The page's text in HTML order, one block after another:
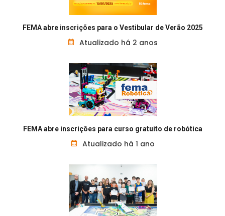
FEMA abre inscrições para o Vestibular de Verão 2025
Atualizado há 2 anos
FEMA abre inscrições para curso gratuito de robótica
Atualizado há 1 ano